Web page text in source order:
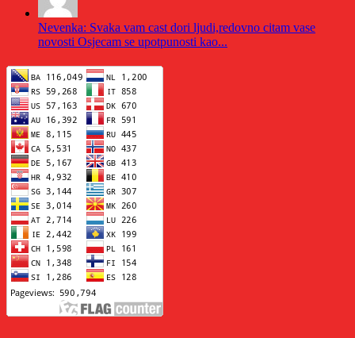
Nevenka: Svaka vam cast dori ljudi,redovno citam vase
novosti Osjecam se upotpunosti kao...